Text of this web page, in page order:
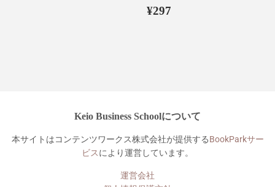
通
¥297
Keio Business Schoolについて
本サイトはコンテンツワークス株式会社が提供するBookParkサー
ビスにより運営しています。
運営会社